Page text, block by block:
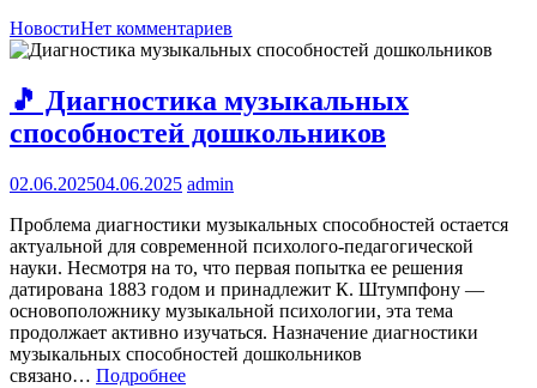
НовостиНет комментариев
🎵 Диагностика музыкальных
способностей дошкольников
02.06.202504.06.2025 admin
Проблема диагностики музыкальных способностей остается
актуальной для современной психолого-педагогической
науки. Несмотря на то, что первая попытка ее решения
датирована 1883 годом и принадлежит К. Штумпфону —
основоположнику музыкальной психологии, эта тема
продолжает активно изучаться. Назначение диагностики
музыкальных способностей дошкольников
связано… Подробнее